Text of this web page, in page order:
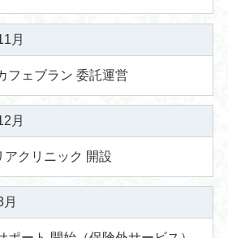
月
フェブラン 委託運営
月
アクリニック 開設